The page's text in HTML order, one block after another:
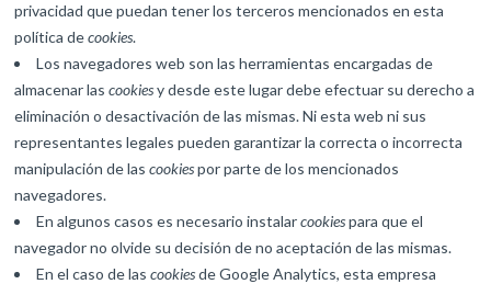
privacidad que puedan tener los terceros mencionados en esta
política decookies.
Los navegadores web son las herramientas encargadas de
almacenar lascookiesy desde este lugar debe efectuar su derecho a
eliminación o desactivación de las mismas. Ni esta web ni sus
representantes legales pueden garantizar la correcta o incorrecta
manipulación de lascookiespor parte de los mencionados
navegadores.
En algunos casos es necesario instalarcookiespara que el
navegador no olvide su decisión de no aceptación de las mismas.
En el caso de lascookiesde Google Analytics, esta empresa